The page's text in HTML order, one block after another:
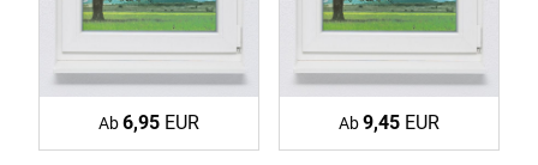
Ab6,95 EUR Ab9,45 EUR